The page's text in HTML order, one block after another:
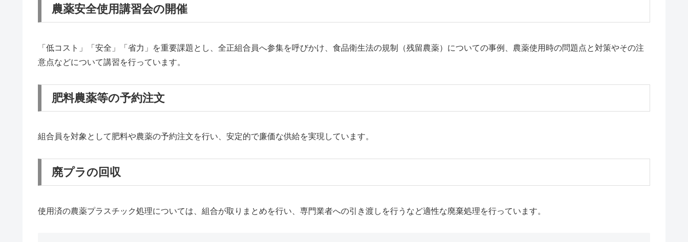
農薬安全使用講習会の開催
「低コスト」「安全」「省力」を重要課題とし、全正組合員へ参集を呼びかけ、食品衛生法の規制（残留農薬）についての事例、農薬使用時の問題点と対策やその注
意点などについて講習を行っています。
肥料農薬等の予約注文
組合員を対象として肥料や農薬の予約注文を行い、安定的で廉価な供給を実現しています。
廃プラの回収
使用済の農薬プラスチック処理については、組合が取りまとめを行い、専門業者への引き渡しを行うなど適性な廃棄処理を行っています。